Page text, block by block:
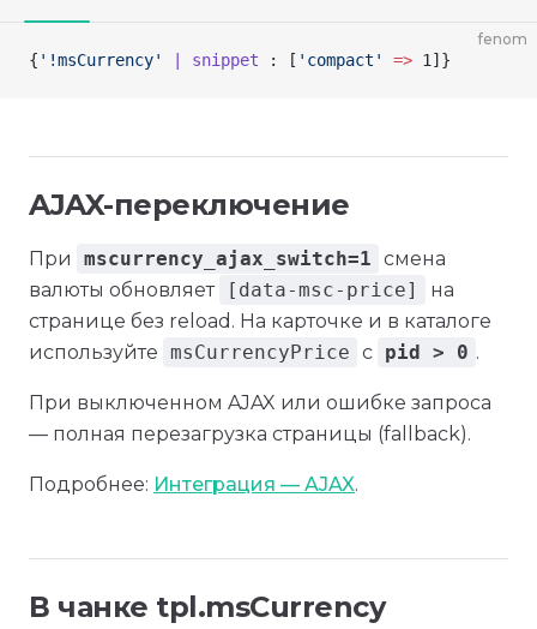
fenom
{ '!msCurrency' | snippet : [ 'compact' => 1] }
AJAX-переключение
При mscurrency_ajax_switch=1 смена
валюты обновляет
[data-msc-price]
на
странице без reload. На карточке и в каталоге
используйте msCurrencyPrice с pid > 0 .
При выключенном AJAX или ошибке запроса
— полная перезагрузка страницы (fallback).
Подробнее: Интеграция — AJAX.
В чанке tpl.msCurrency